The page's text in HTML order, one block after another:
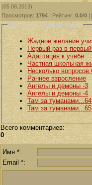
(05.08.2013)
Просмотров: 1794 Рейтинг: 0.0/0
Другие статьи по теме:
Жадное желание
Первый раз в
Адаптация к учебе
Частная школьная
Несколько
Раннее взросление
Ангелы и демоны -3
Ангелы и демоны -4
Там за туманами...64
Там за туманами...65
Всего комментариев:
0
Имя *:
Email *: